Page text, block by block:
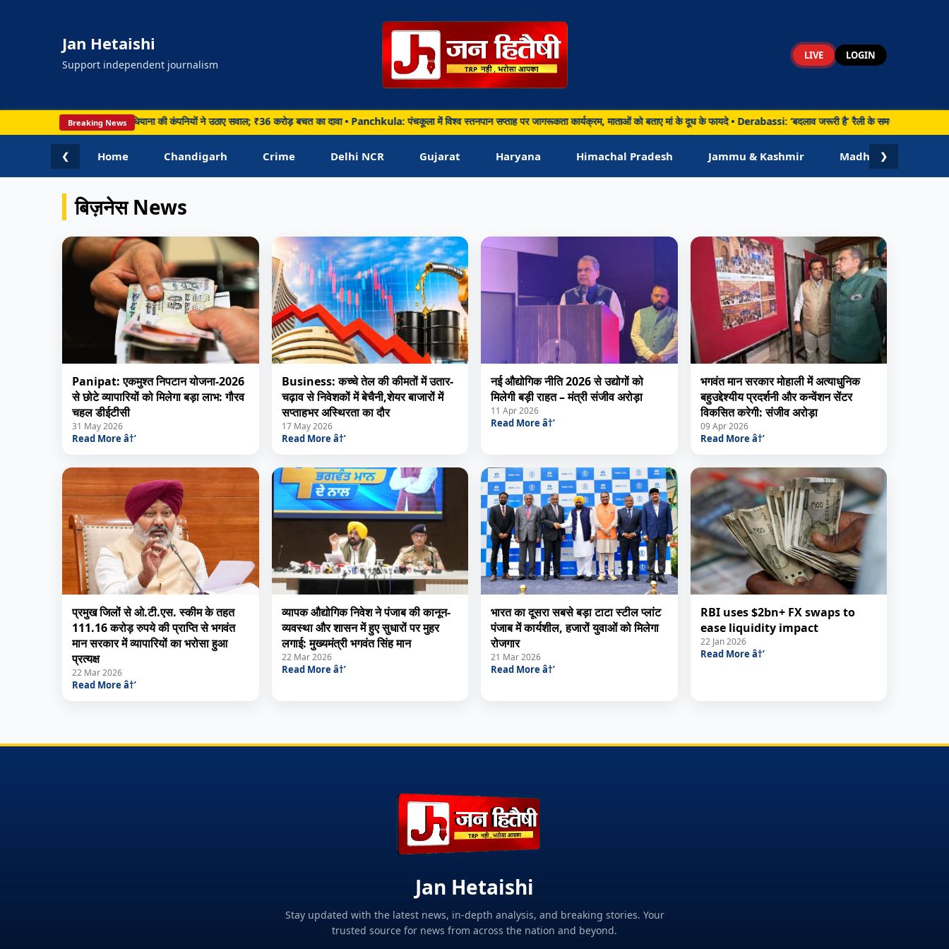
Jan Hetaishi
Support independent journalism
LIVE LOGIN
Breaking News
टेंडर पर घमासान, लुधियाना की कंपनियों ने उठाए सवाल; ₹36 करोड़ बचत का दावा • Panchkula: पंचकूला में विश्व स्तनपान सप्ताह पर जागरूकता कार्यक्रम, माताओं को बताए मां के दूध के फायदे • Derabassi: ‘बदलाव जरूरी है’ रैली के समर्थन में
❮ Home Chandigarh Crime Delhi NCR Gujarat Haryana Himachal Pradesh Jammu & Kashmir Madhya Pradesh
❯
बिज़नेस News
Panipat: एकमुश्त निपटान योजना-2026
से छोटे व्यापारियों को मिलेगा बड़ा लाभ: गौरव
चहल डीईटीसी
31 May 2026
Read More â†’
Business: कच्चे तेल की कीमतों में उतार-
चढ़ाव से निवेशकों में बेचैनी,शेयर बाजारों में
सप्ताहभर अस्थिरता का दौर
17 May 2026
Read More â†’
नई औद्योगिक नीति 2026 से उद्योगों को
मिलेगी बड़ी राहत – मंत्री संजीव अरोड़ा
11 Apr 2026
Read More â†’
भगवंत मान सरकार मोहाली में अत्याधुनिक
बहुउद्देश्यीय प्रदर्शनी और कन्वेंशन सेंटर
विकसित करेगी: संजीव अरोड़ा
09 Apr 2026
Read More â†’
प्रमुख जिलों से ओ.टी.एस. स्कीम के तहत
111.16 करोड़ रुपये की प्राप्ति से भगवंत
मान सरकार में व्यापारियों का भरोसा हुआ
प्रत्यक्ष
22 Mar 2026
Read More â†’
व्यापक औद्योगिक निवेश ने पंजाब की कानून-
व्यवस्था और शासन में हुए सुधारों पर मुहर
लगाई: मुख्यमंत्री भगवंत सिंह मान
22 Mar 2026
Read More â†’
भारत का दूसरा सबसे बड़ा टाटा स्टील प्लांट
पंजाब में कार्यशील, हजारों युवाओं को मिलेगा
रोजगार
21 Mar 2026
Read More â†’
RBI uses $2bn+ FX swaps to
ease liquidity impact
22 Jan 2026
Read More â†’
Jan Hetaishi
Stay updated with the latest news, in-depth analysis, and breaking stories. Your
trusted source for news from across the nation and beyond.